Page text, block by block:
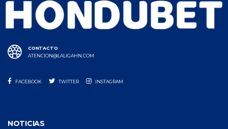
CONTACTO
ATENCION@LALIGAHN.COM
FACEBOOK TWITTER INSTAGRAM
NOTICIAS